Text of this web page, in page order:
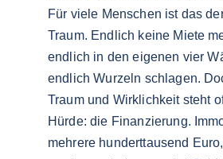
Für viele Menschen ist das
Traum. Endlich keine Miete
endlich in den eigenen vier
endlich Wurzeln schlagen.
Traum und Wirklichkeit steht
Hürde: die Finanzierung.
mehrere hunderttausend